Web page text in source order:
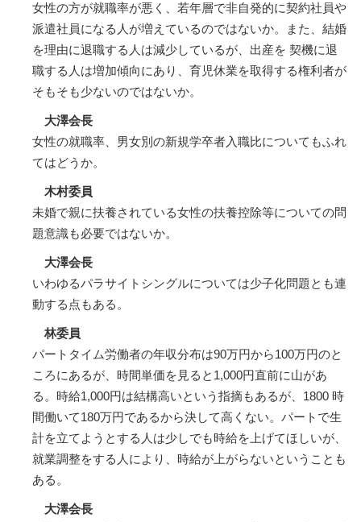
女性の方が就職率が悪く、若年層で非自発的に契約社員や
派遣社員になる人が増えているのではないか。また、結婚
を理由に退職する人は減少しているが、出産を 契機に退
職する人は増加傾向にあり、育児休業を取得する権利者が
そもそも少ないのではないか。
大澤会長
女性の就職率、男女別の新規学卒者入職比についてもふれ
てはどうか。
木村委員
未婚で親に扶養されている女性の扶養控除等についての問
題意識も必要ではないか。
大澤会長
いわゆるパラサイトシングルについては少子化問題とも連
動する点もある。
林委員
パートタイム労働者の年収分布は90万円から100万円のと
ころにあるが、時間単価を見ると1,000円直前に山があ
る。時給1,000円は結構高いという指摘もあるが、1800 時
間働いて180万円であるから決して高くない。パートで生
計を立てようとする人は少しでも時給を上げてほしいが、
就業調整をする人により、時給が上がらないということも
ある。
大澤会長